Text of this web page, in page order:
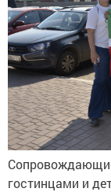
гостинцами и